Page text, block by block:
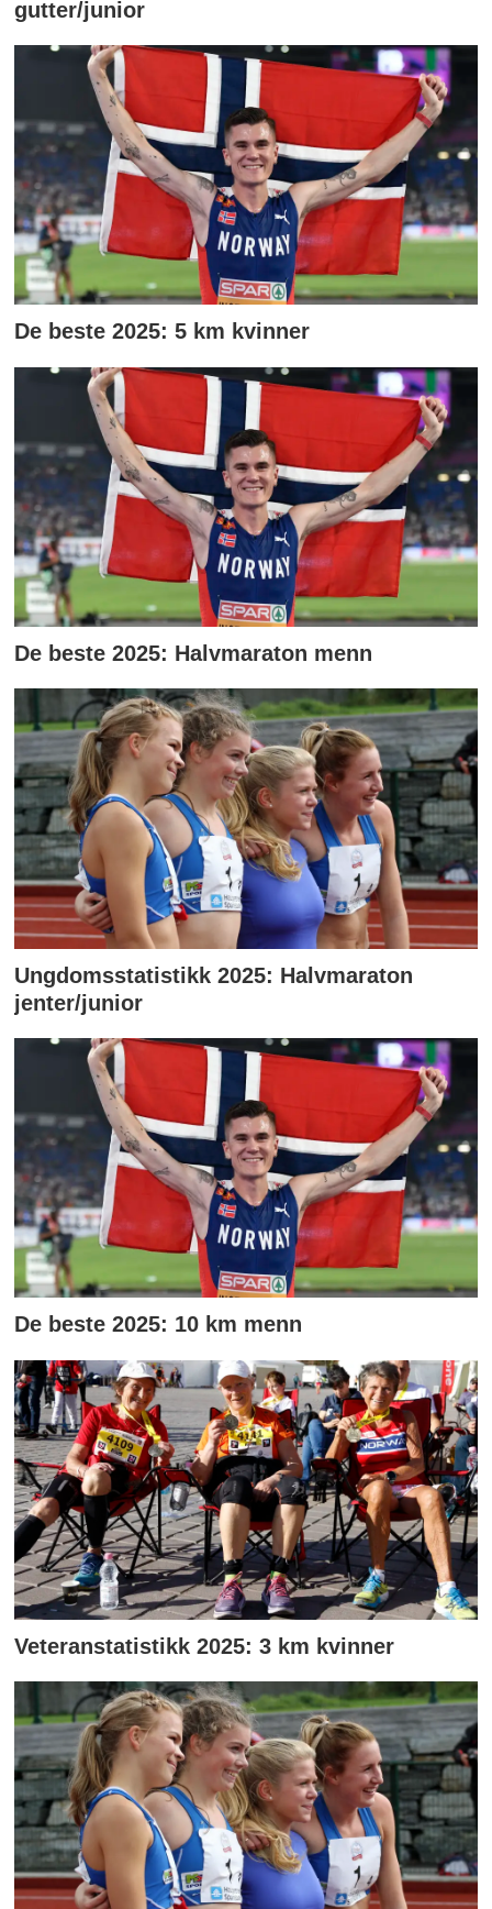
gutter/junior
De beste 2025: 5 km kvinner
De beste 2025: Halvmaraton menn
Ungdomsstatistikk 2025: Halvmaraton
jenter/junior
De beste 2025: 10 km menn
Veteranstatistikk 2025: 3 km kvinner